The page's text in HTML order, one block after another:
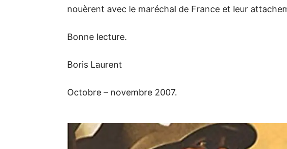
nouèrent avec le maréchal de France et leur
Bonne lecture.
Boris Laurent
Octobre – novembre 2007.